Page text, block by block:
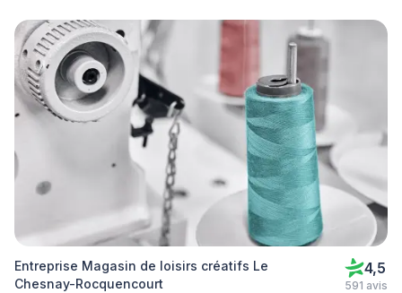
Entreprise Magasin de loisirs créatifs Le
Chesnay-Rocquencourt
4,5
591 avis